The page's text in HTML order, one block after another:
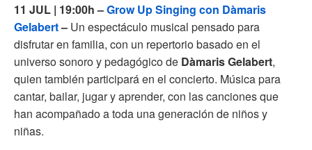
11 JUL | 19:00h –Grow Up Singing con Dàmaris
Gelabert– Un espectáculo musical pensado para
disfrutar en familia, con un repertorio basado en el
universo sonoro y pedagógico de Dàmaris Gelabert,
quien también participará en el concierto. Música para
cantar, bailar, jugar y aprender, con las canciones que
han acompañado a toda una generación de niños y
niñas.